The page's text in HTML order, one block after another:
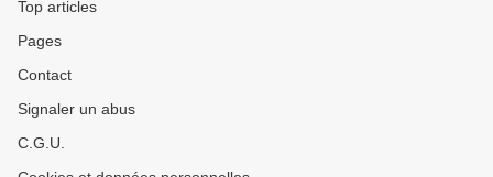
Top articles
Pages
Contact
Signaler un abus
C.G.U.